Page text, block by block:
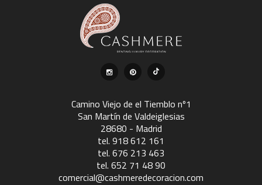
Camino Viejo de el Tiemblo nº1
San Martín de Valdeiglesias
28680 - Madrid
tel. 918 612 161
tel. 676 213 463
tel. 652 71 48 90
comercial@cashmeredecoracion.com